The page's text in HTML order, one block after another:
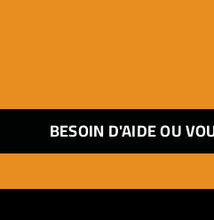
BESOIN D'AIDE OU